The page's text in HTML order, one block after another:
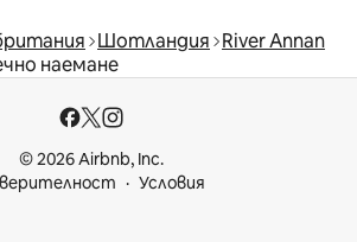
Шотландия River Annan
наемане
© 2026 Airbnb, Inc.
Условия